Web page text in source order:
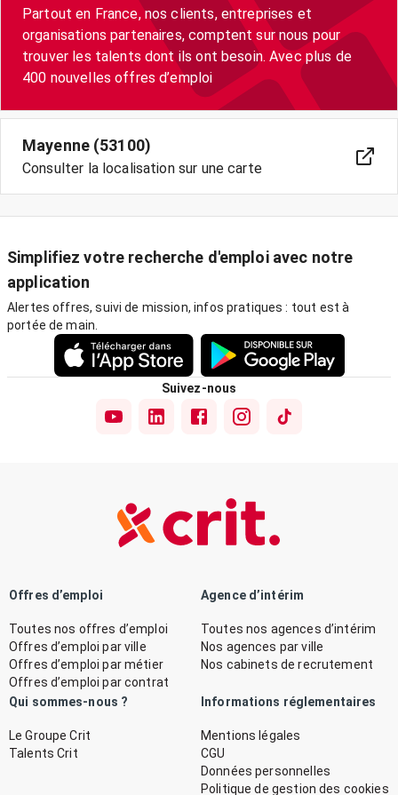
Partout en France, nos clients, entreprises et
organisations partenaires, comptent sur nous pour
trouver les talents dont ils ont besoin. Avec plus de
400 nouvelles offres d’emploi
Mayenne (53100)
Consulter la localisation sur une carte
Simplifiez votre recherche d'emploi avec notre
application
Alertes offres, suivi de mission, infos pratiques : tout est à
portée de main.
Suivez-nous
Offres d’emploi
Toutes nos offres d’emploi
Offres d’emploi par ville
Offres d’emploi par métier
Offres d’emploi par contrat
Agence d’intérim
Toutes nos agences d’intérim
Nos agences par ville
Nos cabinets de recrutement
Qui sommes-nous ?
Le Groupe Crit
Talents Crit
Informations réglementaires
Mentions légales
CGU
Données personnelles
Politique de gestion des cookies